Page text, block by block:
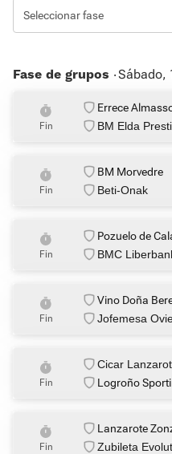
Seleccionar fase
Fase de grupos ‧Sábado,
Fin
Errece
BM Elda
Fin
BM Morvedre
Beti-Onak
Fin
Pozuelo de
BMC
Fin
Vino Doña
Jofemesa
Fin
Cicar
Logroño
Fin
Lanzarote
Zubileta